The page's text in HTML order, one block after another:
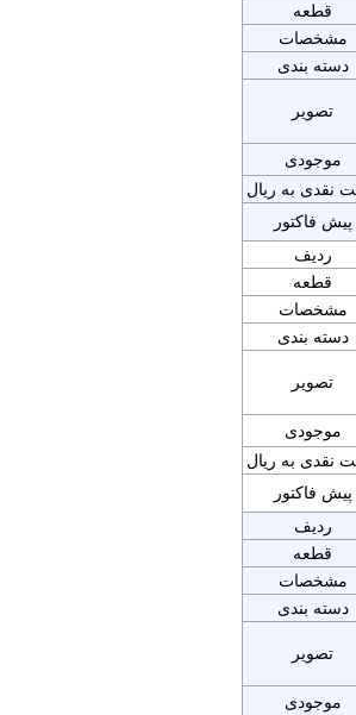
قطعه
مشخصات
دسته بندی
تصویر
موجودی
نقدی به ریال
پیش فاکتور
ردیف
قطعه
مشخصات
دسته بندی
تصویر
موجودی
نقدی به ریال
پیش فاکتور
ردیف
قطعه
مشخصات
دسته بندی
تصویر
موجودی